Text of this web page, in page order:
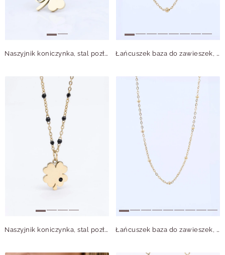
Naszyjnik koniczynka, stal pozłacana S308297Z00 Łańcuszek baza do zawieszek, kuleczki, stal nierdzewna S308151Z00
Naszyjnik koniczynka, stal pozłacana S312694Z01 Łańcuszek baza do zawieszek, kuleczki, stal nierdzewna S308150Z00